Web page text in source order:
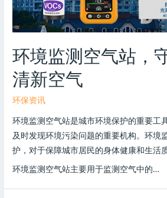
环境监测空气站，
清新空气
环保资讯
环境监测空气站是城市环境保护的重要工
及时发现环境污染问题的重要机构。环境
护，对于保障城市居民的身体健康和生活
环境监测空气站主要用于监测空气中的…